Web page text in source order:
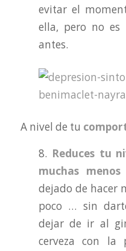
evitar el
ella, pero no es
antes.
A nivel de tu
8. Reduces tu
muchas
dejado de hacer
poco … sin
dejar de ir al
cerveza con la